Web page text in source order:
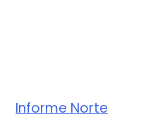
Informe Norte